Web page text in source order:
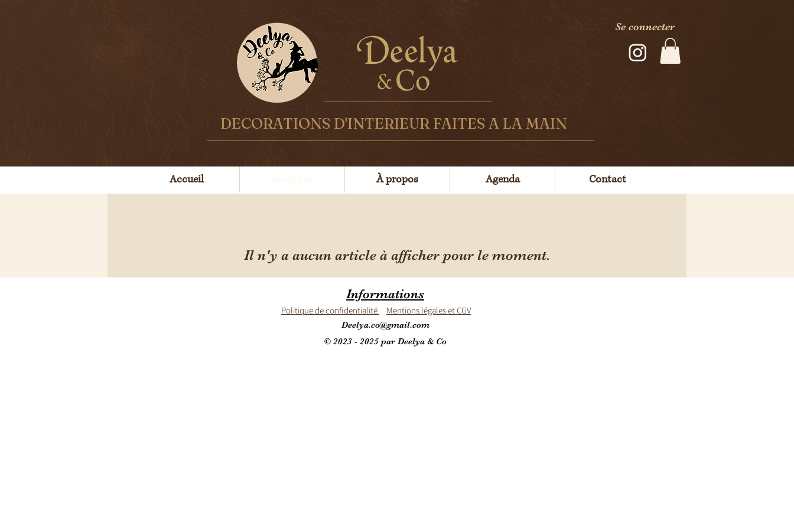
Se connecter
DECORATIONS D'INTERIEUR FAITES A LA MAIN
Accueil À propos Agenda Contact
Il n'y a aucun article à afficher pour le moment.
Informations
Politique de confidentialité Mentions légales et CGV
Deelya.co@gmail.com
© 2023 - 2025 par Deelya & Co